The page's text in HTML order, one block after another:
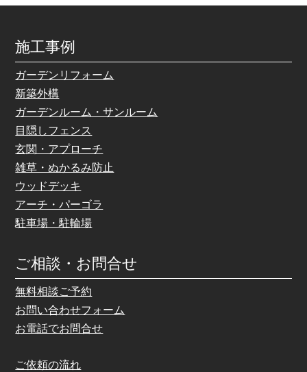
施工事例
ガーデンリフォーム
新築外構
ガーデンルーム・サンルーム
目隠しフェンス
玄関・アプローチ
雑草・ぬかるみ防止
ウッドデッキ
アーチ・パーゴラ
駐車場・駐輪場
ご相談・お問合せ
無料相談ご予約
お問い合わせフォーム
お電話でお問合せ
ご依頼の流れ